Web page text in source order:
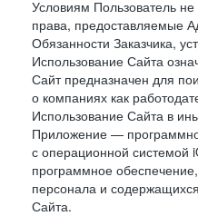
Условиям Пользователь
права, предоставляемые
Обязанности Заказчика,
Использование Сайта
Сайт предназначен для
о компаниях как
Использование Сайта в
Приложение —
с операционной системой
программное
персонала и
Сайта.